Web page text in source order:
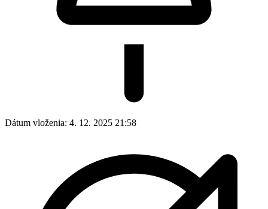
Dátum vloženia: 4. 12. 2025 21:58